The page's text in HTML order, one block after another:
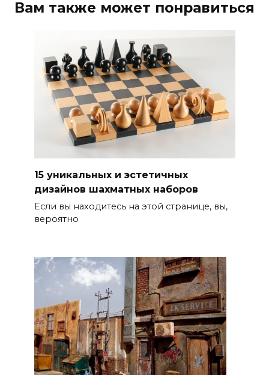
Вам также может понравиться
15 уникальных и эстетичных
дизайнов шахматных наборов
Если вы находитесь на этой странице, вы,
вероятно